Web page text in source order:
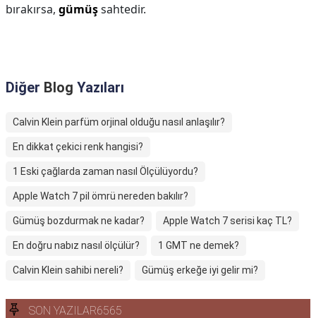
bırakırsa, gümüşsahtedir.
Diğer Blog Yazıları
Calvin Klein parfüm orjinal olduğu nasıl anlaşılır?
En dikkat çekici renk hangisi?
1 Eski çağlarda zaman nasıl Ölçülüyordu?
Apple Watch 7 pil ömrü nereden bakılır?
Gümüş bozdurmak ne kadar? Apple Watch 7 serisi kaç TL?
En doğru nabız nasıl ölçülür? 1 GMT ne demek?
Calvin Klein sahibi nereli? Gümüş erkeğe iyi gelir mi?
SON YAZILAR6565